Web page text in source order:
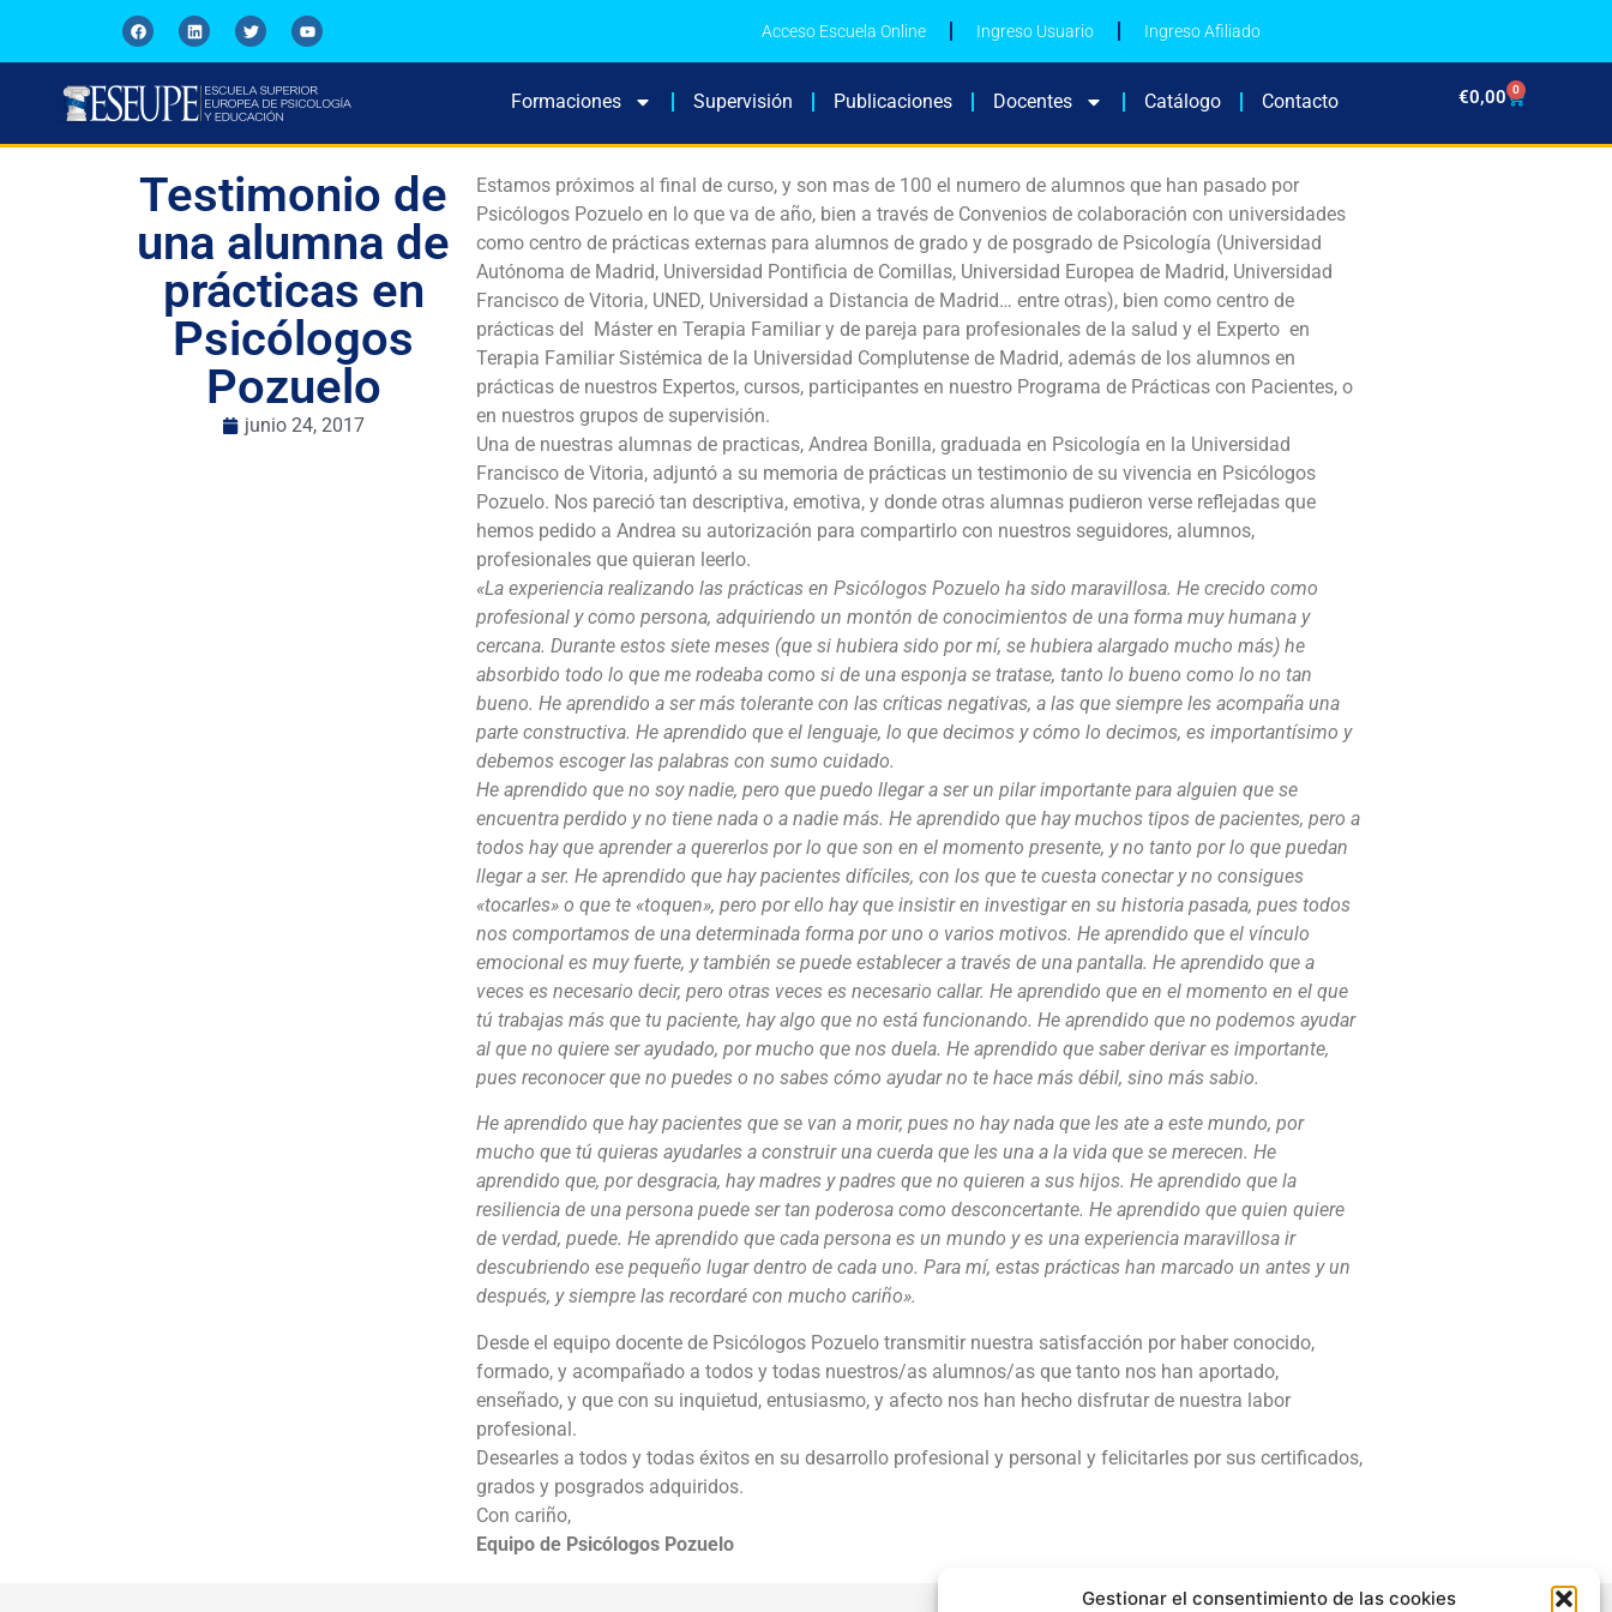
Gestionar el consentimiento de las cookies
Acceso Escuela Online Ingreso Usuario Ingreso Afiliado
Formaciones Supervisión Publicaciones Docentes Catálogo Contacto €0,00 0
Testimonio de
una alumna de
prácticas en
Psicólogos
Pozuelo
junio 24, 2017
Estamos próximos al final de curso, y son mas de 100 el numero de alumnos que han pasado por
Psicólogos Pozuelo en lo que va de año, bien a través de Convenios de colaboración con universidades
como centro de prácticas externas para alumnos de grado y de posgrado de Psicología (Universidad
Autónoma de Madrid, Universidad Pontificia de Comillas, Universidad Europea de Madrid, Universidad
Francisco de Vitoria, UNED, Universidad a Distancia de Madrid… entre otras), bien como centro de
prácticas del Máster en Terapia Familiar y de pareja para profesionales de la salud y el Experto en
Terapia Familiar Sistémica de la Universidad Complutense de Madrid, además de los alumnos en
prácticas de nuestros Expertos, cursos, participantes en nuestro Programa de Prácticas con Pacientes, o
en nuestros grupos de supervisión.
Una de nuestras alumnas de practicas, Andrea Bonilla, graduada en Psicología en la Universidad
Francisco de Vitoria, adjuntó a su memoria de prácticas un testimonio de su vivencia en Psicólogos
Pozuelo. Nos pareció tan descriptiva, emotiva, y donde otras alumnas pudieron verse reflejadas que
hemos pedido a Andrea su autorización para compartirlo con nuestros seguidores, alumnos,
profesionales que quieran leerlo.
«La experiencia realizando las prácticas en Psicólogos Pozuelo ha sido maravillosa. He crecido como
profesional y como persona, adquiriendo un montón de conocimientos de una forma muy humana y
cercana. Durante estos siete meses (que si hubiera sido por mí, se hubiera alargado mucho más) he
absorbido todo lo que me rodeaba como si de una esponja se tratase, tanto lo bueno como lo no tan
bueno. He aprendido a ser más tolerante con las críticas negativas, a las que siempre les acompaña una
parte constructiva. He aprendido que el lenguaje, lo que decimos y cómo lo decimos, es importantísimo y
debemos escoger las palabras con sumo cuidado.
He aprendido que no soy nadie, pero que puedo llegar a ser un pilar importante para alguien que se
encuentra perdido y no tiene nada o a nadie más. He aprendido que hay muchos tipos de pacientes, pero a
todos hay que aprender a quererlos por lo que son en el momento presente, y no tanto por lo que puedan
llegar a ser. He aprendido que hay pacientes difíciles, con los que te cuesta conectar y no consigues
«tocarles» o que te «toquen», pero por ello hay que insistir en investigar en su historia pasada, pues todos
nos comportamos de una determinada forma por uno o varios motivos. He aprendido que el vínculo
emocional es muy fuerte, y también se puede establecer a través de una pantalla. He aprendido que a
veces es necesario decir, pero otras veces es necesario callar. He aprendido que en el momento en el que
tú trabajas más que tu paciente, hay algo que no está funcionando. He aprendido que no podemos ayudar
al que no quiere ser ayudado, por mucho que nos duela. He aprendido que saber derivar es importante,
pues reconocer que no puedes o no sabes cómo ayudar no te hace más débil, sino más sabio.
He aprendido que hay pacientes que se van a morir, pues no hay nada que les ate a este mundo, por
mucho que tú quieras ayudarles a construir una cuerda que les una a la vida que se merecen. He
aprendido que, por desgracia, hay madres y padres que no quieren a sus hijos. He aprendido que la
resiliencia de una persona puede ser tan poderosa como desconcertante. He aprendido que quien quiere
de verdad, puede. He aprendido que cada persona es un mundo y es una experiencia maravillosa ir
descubriendo ese pequeño lugar dentro de cada uno. Para mí, estas prácticas han marcado un antes y un
después, y siempre las recordaré con mucho cariño».
Desde el equipo docente de Psicólogos Pozuelo transmitir nuestra satisfacción por haber conocido,
formado, y acompañado a todos y todas nuestros/as alumnos/as que tanto nos han aportado,
enseñado, y que con su inquietud, entusiasmo, y afecto nos han hecho disfrutar de nuestra labor
profesional.
Desearles a todos y todas éxitos en su desarrollo profesional y personal y felicitarles por sus certificados,
grados y posgrados adquiridos.
Con cariño,
Equipo de Psicólogos Pozuelo